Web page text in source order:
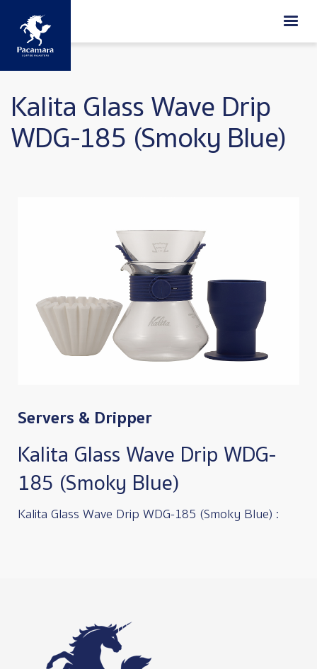
ข้ามไปยังเนื้อหาหลัก
Kalita Glass Wave Drip
WDG-185 (Smoky Blue)
Servers & Dripper
Kalita Glass Wave Drip WDG-
185 (Smoky Blue)
Kalita Glass Wave Drip WDG-185 (Smoky Blue) :